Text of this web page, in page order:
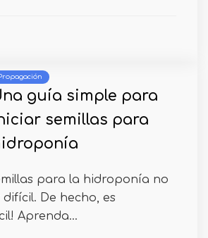
guía simple para
semillas para
para la hidroponía no
De hecho, es
Aprenda...